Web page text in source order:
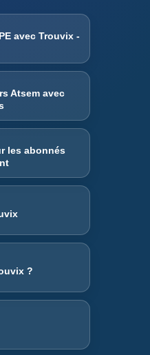
avec Trouvix -
Atsem avec
les abonnés
?